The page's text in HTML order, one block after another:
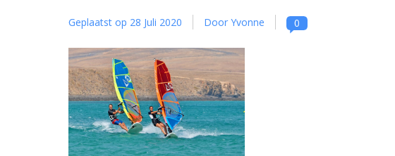
Geplaatst op 28 Juli 2020 Door Yvonne 0